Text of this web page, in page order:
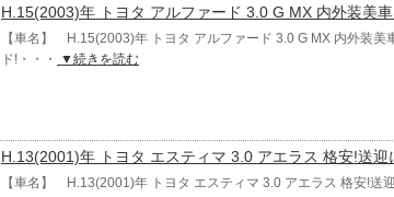
H.15(2003)年 トヨタ アルファード 3.0 G MX 内外装美
【車名】 H.15(2003)年 トヨタ アルファード 3.0 G MX 内外装美
ド!・・・
▼続きを読む
H.13(2001)年 トヨタ エスティマ 3.0 アエラス 格安!送迎
【車名】 H.13(2001)年 トヨタ エスティマ 3.0 アエラス 格安!送